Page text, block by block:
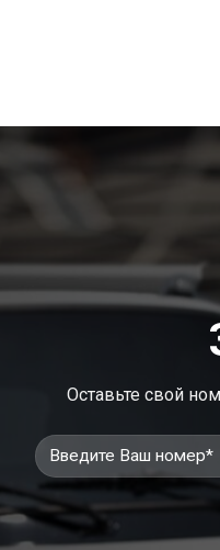
Оставьте свой